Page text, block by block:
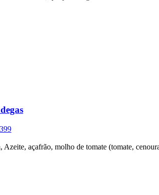
açafrão, molho de tomate (tomate,